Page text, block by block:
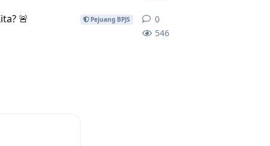
🚨 Pejuang BPJS
546
0